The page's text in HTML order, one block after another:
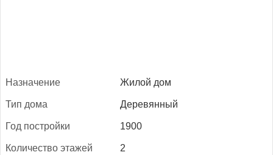
Наз­на­чение Жилой дом
Тип до­ма Деревянный
Год пос­трой­ки 1900
Ко­личес­тво эта­жей 2